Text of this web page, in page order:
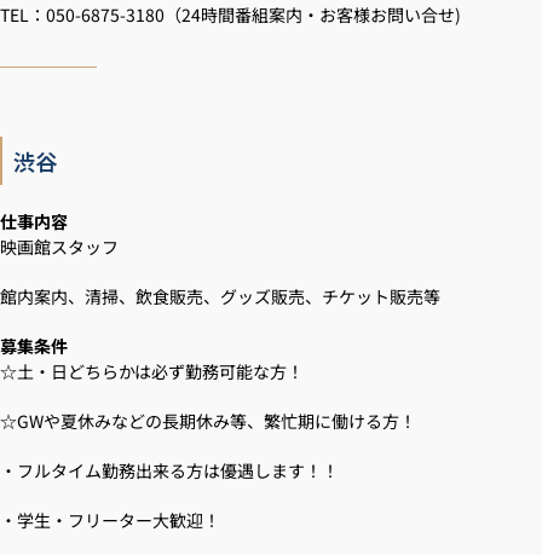
TEL：050-6875-3180（24時間番組案内・お客様お問い合せ)
渋谷
仕事内容
映画館スタッフ
館内案内、清掃、飲食販売、グッズ販売、チケット販売等
募集条件
☆土・日どちらかは必ず勤務可能な方！
☆GWや夏休みなどの長期休み等、繁忙期に働ける方！
・フルタイム勤務出来る方は優遇します！！
・学生・フリーター大歓迎！